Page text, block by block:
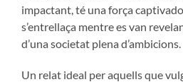
impactant, té una força
s’entrellaça mentre es van
d’una societat plena d’ambicions.
Un relat ideal per aquells que